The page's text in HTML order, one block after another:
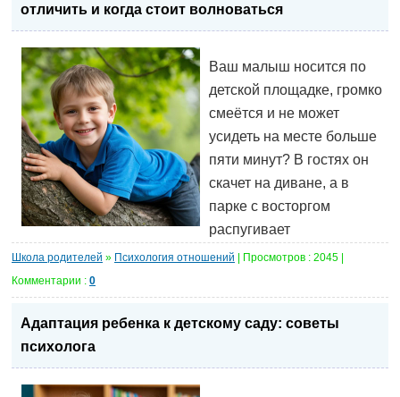
отличить и когда стоит волноваться
Ваш малыш носится по
детской площадке, громко
смеётся и не может
усидеть на месте больше
пяти минут? В гостях он
скачет на диване, а в
парке с восторгом
распугивает
Школа родителей » Психология отношений | Просмотров : 2045 |
Комментарии : 0
Адаптация ребенка к детскому саду: советы
психолога